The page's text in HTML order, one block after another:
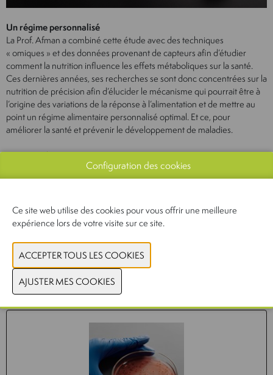
Un régime personnalisé
La Prof. Afman a combiné cette étude avec des techniques
« omiques » et des données provenant de capteurs afin d’étudier
comment la nutrition influence les effets métaboliques sur la santé.
Ces dernières années, ses recherches se sont donc concentrées sur la
nutrition de précision afin d’élucider le mécanisme qui pourrait être à
l’origine des variations de la réponse à l’alimentation et de mettre au
point un régime alimentaire personnalisé optimal. Et ce, pour
améliorer la santé et prévenir le développement de maladies.
www.wur.nl
Actualités connexes
Configuration des cookies
Ce site web utilise des cookies pour vous offrir une meilleure
expérience lors de votre visite sur ce site.